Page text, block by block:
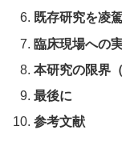
既存研究を凌
臨床現場への
本研究の限界
最後に
参考文献